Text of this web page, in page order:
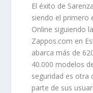
El éxito de Sarenza
siendo el primero
Online siguiendo
Zappos.com en
abarca más de
40.000 modelos
seguridad es otra
parte de sus